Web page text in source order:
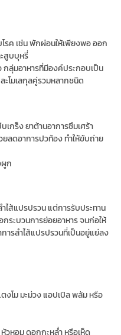
รค เช่น พักผ่อนให้เพียงพอ ออก
สูบบุหรี่
กลุ่มอาหารที่มีองค์ประกอบเป็น
ะโมเลกุลคู่รวมหลากชนิด
เกร็ง ยาต้านอาการซึมเศร้า
ยลดอาการปวท้อง ทำให้ขับถ่าย
ผูก
ำไส้แปรปรวน แต่การรับประทาน
ระบวนการย่อยอาหาร จนก่อให้
ารลำไส้แปรปรวนที่เป็นอยู่แย่ลง
งโม มะม่วง แอปเปิล พลัม หรือ
วหอม ดอกกะหล่ำ หรือเห็ด